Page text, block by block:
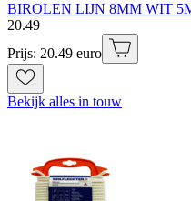
BIROLEN LIJN 8MM WIT
20.49
Prijs: 20.49 euro
Bekijk alles in touw